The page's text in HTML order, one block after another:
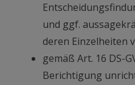
und ggf.
deren Einzelheiten
gemäß Art. 16 DS-
Berichtigung